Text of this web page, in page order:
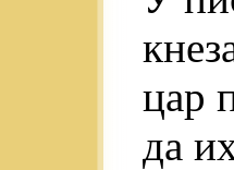
цар
да